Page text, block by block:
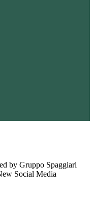
by Gruppo Spaggiari
Social Media